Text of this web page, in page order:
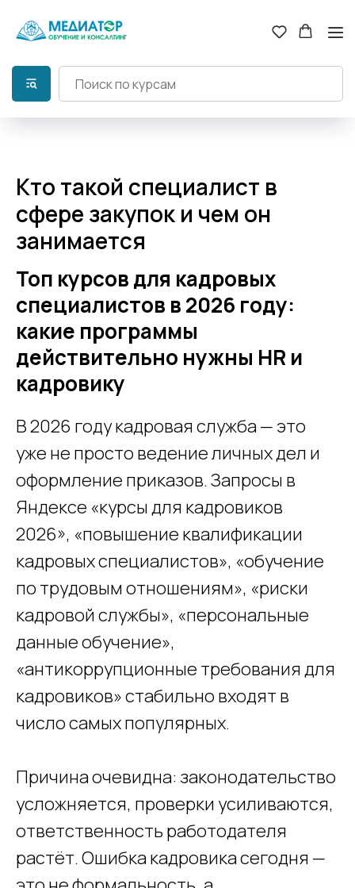
Кто такой специалист в
сфере закупок и чем он
занимается
Топ курсов для кадровых
специалистов в 2026 году:
какие программы
действительно нужны HR и
кадровику
В 2026 году кадровая служба — это
уже не просто ведение личных дел и
оформление приказов. Запросы в
Яндексе «курсы для кадровиков
2026», «повышение квалификации
кадровых специалистов», «обучение
по трудовым отношениям», «риски
кадровой службы», «персональные
данные обучение»,
«антикоррупционные требования для
кадровиков» стабильно входят в
число самых популярных.
Причина очевидна: законодательство
усложняется, проверки усиливаются,
ответственность работодателя
растёт. Ошибка кадровика сегодня —